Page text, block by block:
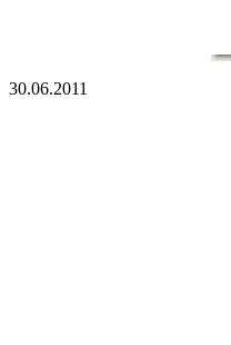
30.06.2011 /